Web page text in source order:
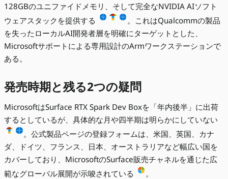
128GBのユニファイドメモリ、そして完全なNVIDIA AIソフト
ウェアスタックを提供する
。これはQualcommの製品
を失ったローカルAI開発者層を明確にターゲットとした、
Microsoftサポートによる専用設計のArmワークステーションで
ある。
発売時期と残る2つの疑問
MicrosoftはSurface RTX Spark Dev Boxを「年内後半」に出荷
するとしているが、具体的な月や四半期は明らかにしていない
。公式製品ページの登録フォームは、米国、英国、カナ
ダ、ドイツ、フランス、日本、オーストラリアなど幅広い国を
カバーしており、MicrosoftのSurface販売チャネルを通じた広
範なグローバル展開が示唆されている
。